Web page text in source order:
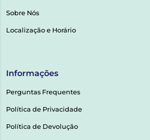
Sobre Nós
Localização e Horário
Informações
Perguntas Frequentes
Política de Privacidade
Política de Devolução